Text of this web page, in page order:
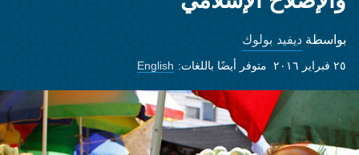
بواسطة ديفيد بولوك
٢٥ فبراير ٢٠١٦ متوفر أيضًا باللغات: English